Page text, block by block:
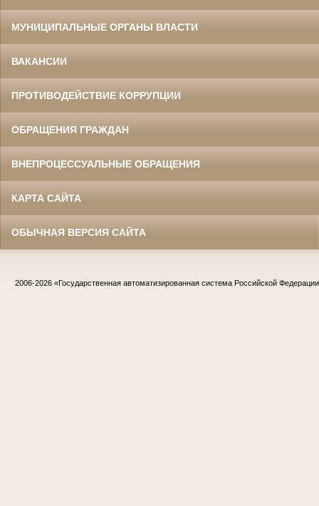
МУНИЦИПАЛЬНЫЕ ОРГАНЫ ВЛАСТИ
ВАКАНСИИ
ПРОТИВОДЕЙСТВИЕ КОРРУПЦИИ
ОБРАЩЕНИЯ ГРАЖДАН
ВНЕПРОЦЕССУАЛЬНЫЕ ОБРАЩЕНИЯ
КАРТА САЙТА
ОБЫЧНАЯ ВЕРСИЯ САЙТА
2006-2026 «Государственная автоматизированная система Российской